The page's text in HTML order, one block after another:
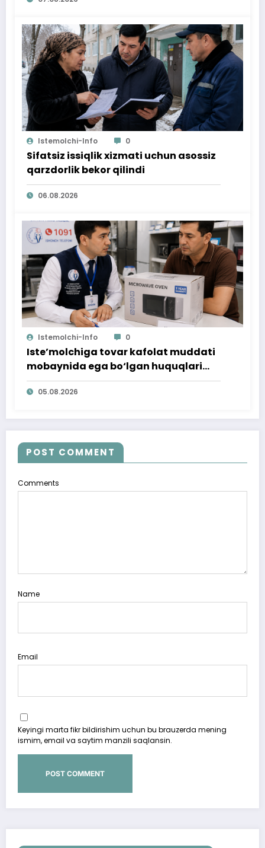
Istemolchi-Info 0
Sifatsiz issiqlik xizmati uchun asossiz
qarzdorlik bekor qilindi
06.08.2026
Istemolchi-Info 0
Iste’molchiga tovar kafolat muddati
mobaynida ega bo‘lgan huquqlari
ta’minlab berildi
05.08.2026
POST COMMENT
Comments
Name
Email
Keyingi marta fikr bildirishim uchun bu brauzerda mening
ismim, email va saytim manzili saqlansin.